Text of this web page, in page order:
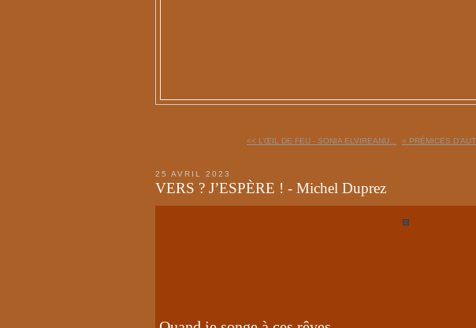
<< L’ŒIL DE FEU - SONIA ELVIREANU... « PRÉMICES
25 AVRIL 2023
VERS ? J’ESPÈRE ! - Michel Duprez